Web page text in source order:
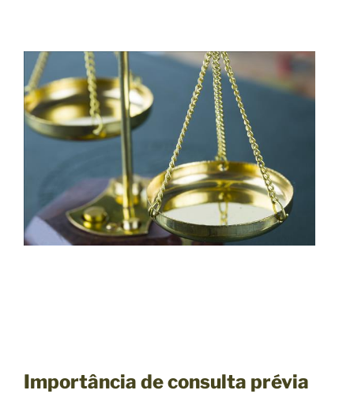
Importância de consulta prévia